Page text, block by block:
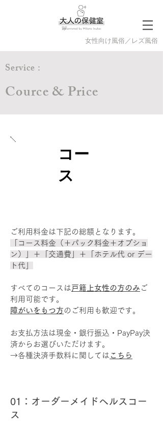
​女性向け風俗／レズ風俗
Service :
Cource & Price
​コー
ス
ご利用料金は下記の総額となります。
「コース料金（＋パック料金＋オプショ
ン）」＋「交通費」＋「ホテル代 or デー
ト代」
​すべてのコースは 戸籍上女性の方のみ ご
利用可能です。
障がいをもつ方 のご利用も歓迎です。
お支払方法は現金・銀行振込・PayPay決
済からお選びいただけます。
​→各種決済手数料に関しては こちら
01：オーダーメイドヘルスコー
ス